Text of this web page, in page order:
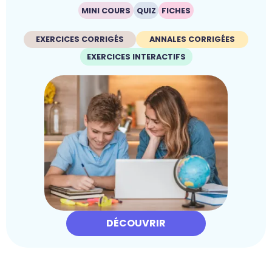
MINI COURS QUIZ FICHES
EXERCICES CORRIGÉS
ANNALES CORRIGÉES
EXERCICES INTERACTIFS
DÉCOUVRIR